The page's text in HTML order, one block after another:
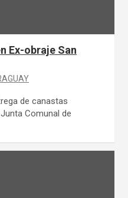
Ex-obraje San
de canastas
Comunal de